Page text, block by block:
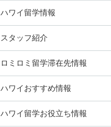
ハワイ留学情報
スタッフ紹介
ロミロミ留学滞在先情報
ハワイおすすめ情報
ハワイ留学お役立ち情報